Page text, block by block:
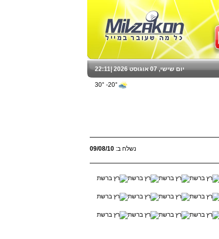
נשלח ב: 09/08/10
22:11 יום שישי, 07 אוגוסט 2026 |
20°- 30°